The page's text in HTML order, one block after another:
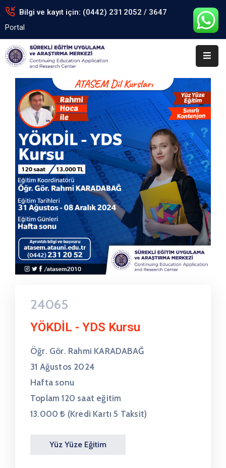
Bilgi ve kayıt için: (0442) 231 2052 / 3647
Portal
Anasayfa
Kurumsal
Eğitimler
Arşiv
Formlar
Portal
İletişim
24065
YÖKDİL - YDS Kursu
Öğr. Gör. Rahmi KARADABAĞ
31 Ağustos 2024
Hafta sonu
Toplam 120 saat eğitim
13.000 ₺ (Kredi Kartı 5 Taksit)
Yüz Yüze Eğitim